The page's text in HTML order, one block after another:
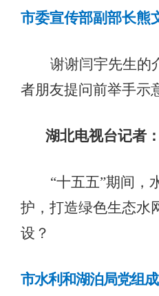
市委宣传部副部长熊
谢谢闫宇先生的
者朋友提问前举手示
湖北电视台记者：
“十五五”期间，
护，打造绿色生态水
设？
市水利和湖泊局党组